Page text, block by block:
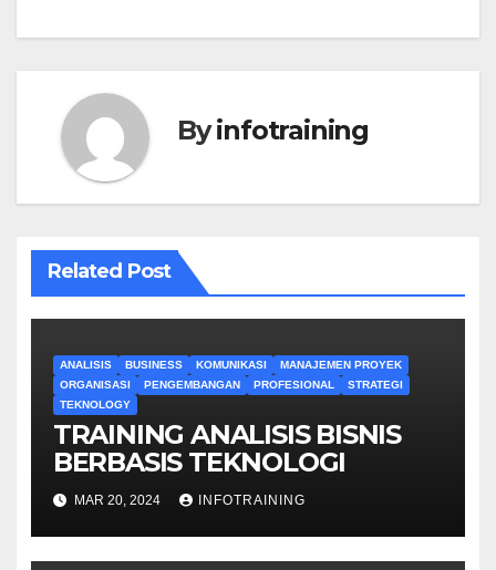
Byinfotraining
Related Post
ANALISIS BUSINESS KOMUNIKASI
MANAJEMEN PROYEK
ORGANISASI
PENGEMBANGAN PROFESIONAL
STRATEGI
TEKNOLOGY
TRAINING ANALISIS BISNIS
BERBASIS TEKNOLOGI
MAR 20, 2024 INFOTRAINING